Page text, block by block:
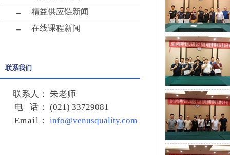
精益供应链新闻
在线课程新闻
联系我们
联系人： 朱老师
电 话： (021) 33729081
Email ： info@venusquality.com